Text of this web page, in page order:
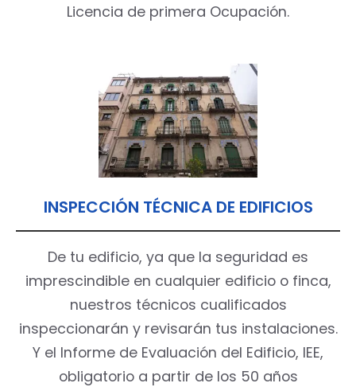
Licencia de primera Ocupación.
INSPECCIÓN TÉCNICA DE EDIFICIOS
De tu edificio, ya que la seguridad es
imprescindible en cualquier edificio o finca,
nuestros técnicos cualificados
inspeccionarán y revisarán tus instalaciones.
Y el Informe de Evaluación del Edificio, IEE,
obligatorio a partir de los 50 años